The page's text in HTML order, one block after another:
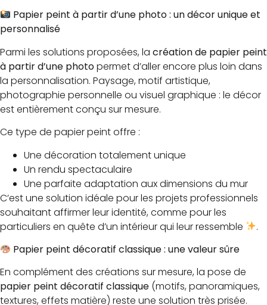
Papier peint à partir d’une photo : un décor unique et
personnalisé
Parmi les solutions proposées, la création de papier peint
à partir d’une photopermet d’aller encore plus loin dans
la personnalisation. Paysage, motif artistique,
photographie personnelle ou visuel graphique : le décor
est entièrement conçu sur mesure.
Ce type de papier peint offre :
Une décoration totalement unique
Un rendu spectaculaire
Une parfaite adaptation aux dimensions du mur
C’est une solution idéale pour les projets professionnels
souhaitant affirmer leur identité, comme pour les
particuliers en quête d’un intérieur qui leur ressemble
.
Papier peint décoratif classique : une valeur sûre
En complément des créations sur mesure, la pose de
papier peint décoratif classique (motifs, panoramiques,
textures, effets matière) reste une solution très prisée.